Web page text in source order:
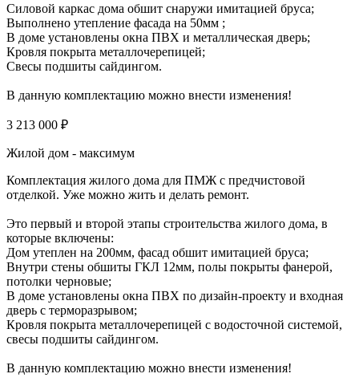
Силовой каркас дома обшит снаружи имитацией бруса;
Выполнено утепление фасада на 50мм ;
В доме установлены окна ПВХ и металлическая дверь;
Кровля покрыта металлочерепицей;
Свесы подшиты сайдингом.
В данную комплектацию можно внести изменения!
3 213 000 ₽
Жилой дом - максимум
Комплектация жилого дома для ПМЖ с предчистовой
отделкой. Уже можно жить и делать ремонт.
Это первый и второй этапы строительства жилого дома, в
которые включены:
Дом утеплен на 200мм, фасад обшит имитацией бруса;
Внутри стены обшиты ГКЛ 12мм, полы покрыты фанерой,
потолки черновые;
В доме установлены окна ПВХ по дизайн-проекту и входная
дверь с терморазрывом;
Кровля покрыта металлочерепицей с водосточной системой,
свесы подшиты сайдингом.
В данную комплектацию можно внести изменения!